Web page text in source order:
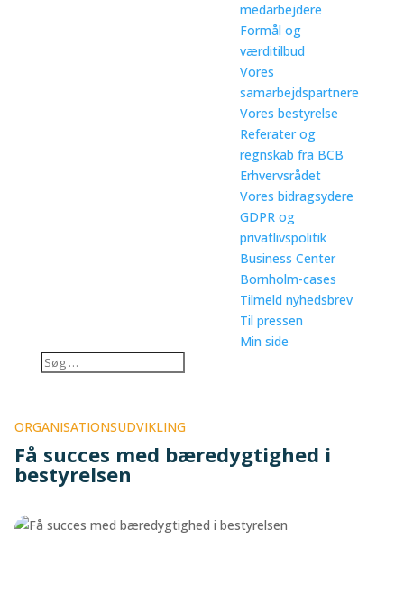
medarbejdere
Formål og
værditilbud
Vores
samarbejdspartnere
Vores bestyrelse
Referater og
regnskab fra BCB
Erhvervsrådet
Vores bidragsydere
GDPR og
privatlivspolitik
Business Center
Bornholm-cases
Tilmeld nyhedsbrev
Til pressen
Min side
ORGANISATIONSUDVIKLING
Få succes med bæredygtighed i
bestyrelsen